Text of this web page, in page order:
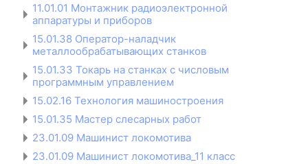
11.01.01 Монтажник радиоэлектронной
аппаратуры и приборов
15.01.38 Оператор-наладчик
металлообрабатывающих станков
15.01.33 Токарь на станках с числовым
программным управлением
15.02.16 Технология машиностроения
15.01.35 Мастер слесарных работ
23.01.09 Машинист локомотива
23.01.09 Машинист локомотива_11 класс